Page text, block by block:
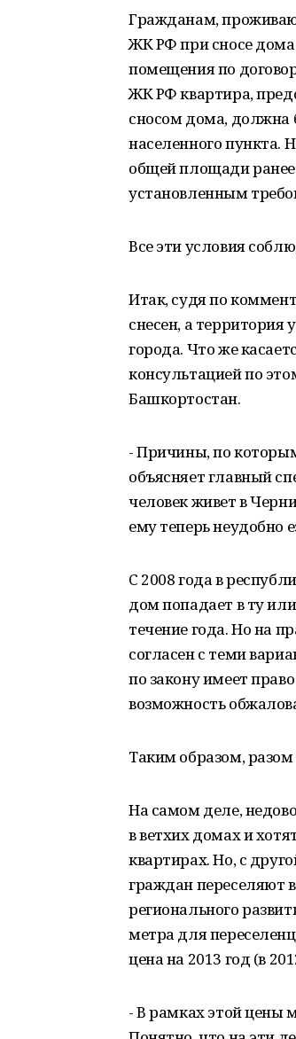
Гражданам,
ЖК РФ при сносе
помещения по
ЖК РФ квартира,
сносом дома, должна
населенного пункта.
общей площади
установленным
Все эти условия
Итак, судя по
снесен, а
города. Что же
консультацией по
Башкортостан.
- Причины, по
объясняет главный
человек живет в
ему теперь неудобно
C 2008 года в
дом попадает в ту
течение года. Но на
согласен с теми
по закону имеет
возможность
Таким образом, разом
На самом деле,
в ветхих домах и
квартирах. Но, с
граждан переселяют
регионального
метра для
цена на 2013 год (в
- В рамках этой цены